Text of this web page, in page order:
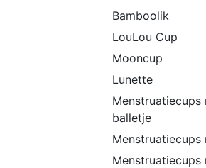
Bamboolik
LouLou Cup
Mooncup
Lunette
Menstruatiecups
balletje
Menstruatiecups
Menstruatiecups